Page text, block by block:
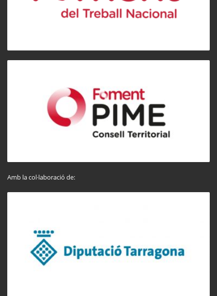
Amb la col·laboració de: